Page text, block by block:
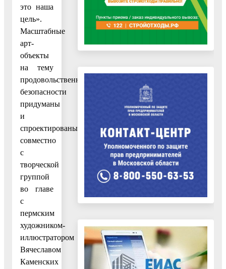
это наша
цель».
Масштабные
арт-
объекты
на тему
продовольственной
безопасности
придуманы
и
спроектированы
совместно
с
творческой
группой
во главе
с
пермским
художником-
иллюстратором
Вячеславом
Каменских